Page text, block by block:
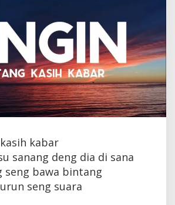
kabar
sanang deng dia di sana
seng bawa bintang
seng suara